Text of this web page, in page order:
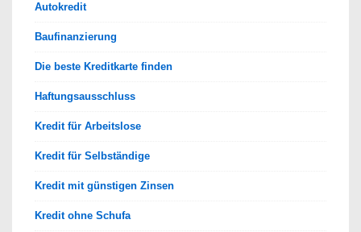
Autokredit
Baufinanzierung
Die beste Kreditkarte finden
Haftungsausschluss
Kredit für Arbeitslose
Kredit für Selbständige
Kredit mit günstigen Zinsen
Kredit ohne Schufa